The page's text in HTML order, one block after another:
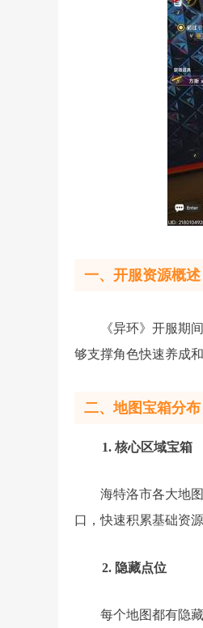
一、开服资源概述
《异环》开服期
够支撑角色快速养成
二、地图宝箱分布
1. 核心区域宝箱
海特洛市各大地
口，快速积累基础资
2. 隐藏点位
每个地图都有隐